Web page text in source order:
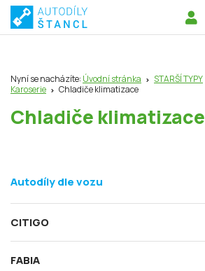
Nyní se nacházíte: Úvodní stránka STARŠÍ TYPY
Karoserie
Chladiče klimatizace
Chladiče klimatizace
Autodíly dle vozu
CITIGO
FABIA